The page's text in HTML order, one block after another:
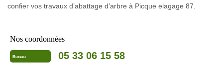
confier vos travaux d’abattage d’arbre à Picque elagage 87.
Nos coordonnées
Bureau 05 33 06 15 58